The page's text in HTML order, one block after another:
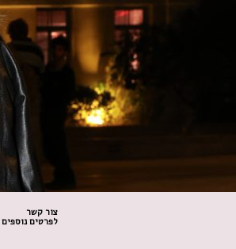
צור קשר
לפרטים נוספים